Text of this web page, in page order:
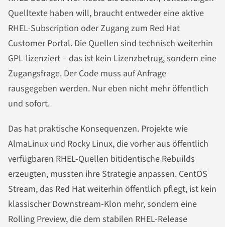
Quelltexte haben will, braucht entweder eine aktive
RHEL-Subscription oder Zugang zum Red Hat
Customer Portal. Die Quellen sind technisch weiterhin
GPL-lizenziert – das ist kein Lizenzbetrug, sondern eine
Zugangsfrage. Der Code muss auf Anfrage
rausgegeben werden. Nur eben nicht mehr öffentlich
und sofort.
Das hat praktische Konsequenzen. Projekte wie
AlmaLinux und Rocky Linux, die vorher aus öffentlich
verfügbaren RHEL-Quellen bitidentische Rebuilds
erzeugten, mussten ihre Strategie anpassen. CentOS
Stream, das Red Hat weiterhin öffentlich pflegt, ist kein
klassischer Downstream-Klon mehr, sondern eine
Rolling Preview, die dem stabilen RHEL-Release